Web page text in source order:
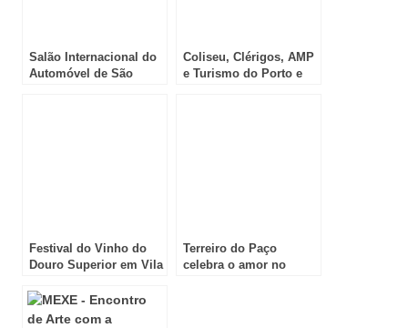
Salão Internacional do
Automóvel de São
Coliseu, Clérigos, AMP
e Turismo do Porto e
Festival do Vinho do
Douro Superior em Vila
Terreiro do Paço
celebra o amor no